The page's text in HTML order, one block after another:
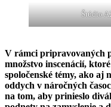
Štúdio
V rámci pripravovaných
množstvo inscenácií,
spoločenské témy, ako aj
oddych v náročných
na tom, aby prinieslo